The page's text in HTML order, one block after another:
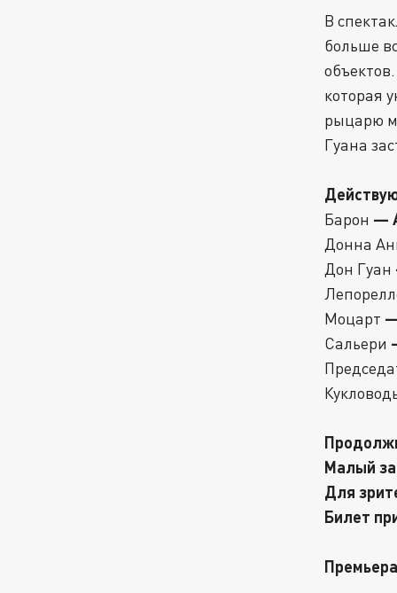
В
больше
которая
рыцарю
Гуана
Барон —
Донна
Дон Гуан
Моцарт
Сальери
Малый
Для
Билет